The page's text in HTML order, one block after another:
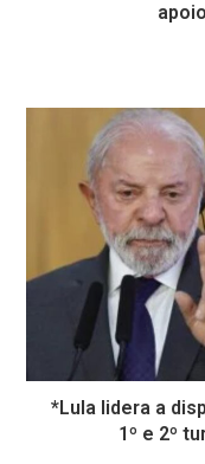
*Lula lidera a
1º e 2º